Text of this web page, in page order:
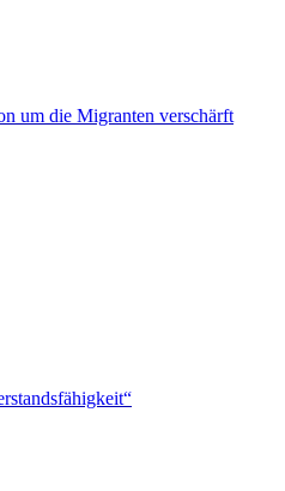
um die Migranten verschärft